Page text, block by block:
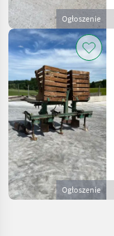
Ogłoszenie
Ogłoszenie